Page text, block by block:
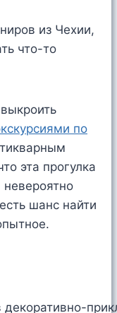
из Чехии,
что-то
по
эта прогулка
невероятно
шанс найти